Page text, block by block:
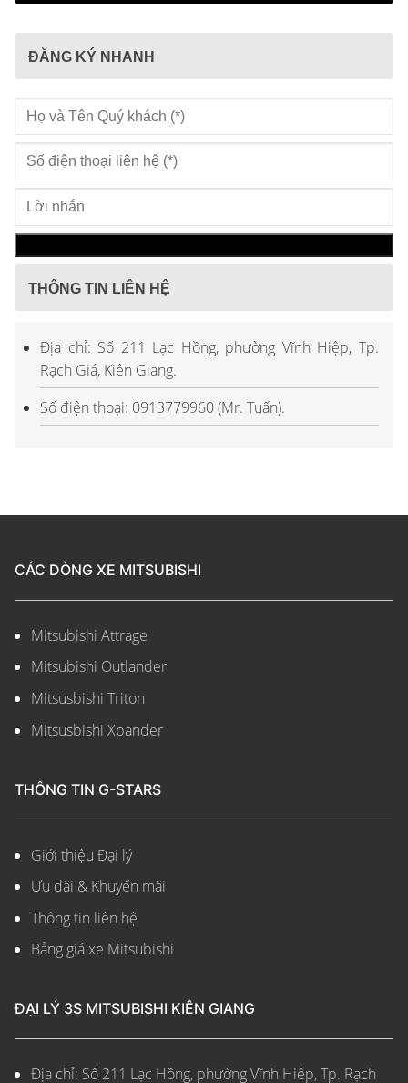
ĐĂNG KÝ NHANH
THÔNG TIN LIÊN HỆ
Địa chỉ: Số 211 Lạc Hồng, phường Vĩnh Hiệp, Tp.
Rạch Giá, Kiên Giang.
Số điện thoại: 0913779960 (Mr. Tuấn).
CÁC DÒNG XE MITSUBISHI
Mitsubishi Attrage
Mitsubishi Outlander
Mitsusbishi Triton
Mitsusbishi Xpander
THÔNG TIN G-STARS
Giới thiệu Đại lý
Ưu đãi & Khuyến mãi
Thông tin liên hệ
Bảng giá xe Mitsubishi
ĐẠI LÝ 3S MITSUBISHI KIÊN GIANG
Địa chỉ: Số 211 Lạc Hồng, phường Vĩnh Hiệp, Tp. Rạch